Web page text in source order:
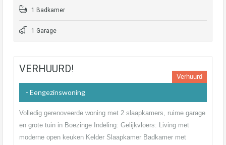
1 Badkamer
1 Garage
VERHUURD!
Verhuurd
- Eengezinswoning
Volledig gerenoveerde woning met 2 slaapkamers, ruime garage
en grote tuin in Boezinge Indeling: Gelijkvloers: Living met
moderne open keuken Kelder Slaapkamer Badkamer met